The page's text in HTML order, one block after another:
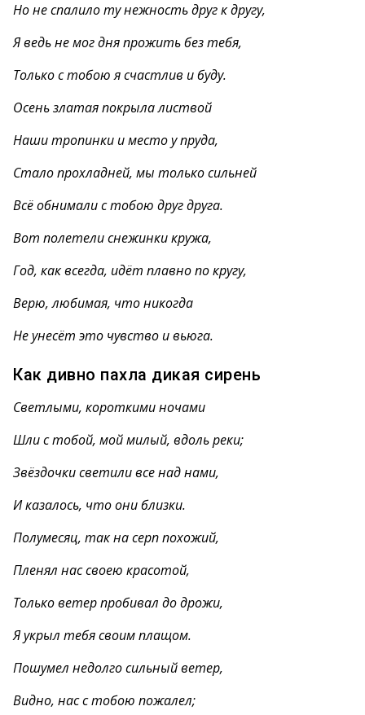
Но не спалило ту нежность друг к другу,
Я ведь не мог дня прожить без тебя,
Только с тобою я счастлив и буду.
Осень златая покрыла листвой
Наши тропинки и место у пруда,
Стало прохладней, мы только сильней
Всё обнимали с тобою друг друга.
Вот полетели снежинки кружа,
Год, как всегда, идёт плавно по кругу,
Верю, любимая, что никогда
Не унесёт это чувство и вьюга.
Как дивно пахла дикая сирень
Светлыми, короткими ночами
Шли с тобой, мой милый, вдоль реки;
Звёздочки светили все над нами,
И казалось, что они близки.
Полумесяц, так на серп похожий,
Пленял нас своею красотой,
Только ветер пробивал до дрожи,
Я укрыл тебя своим плащом.
Пошумел недолго сильный ветер,
Видно, нас с тобою пожалел;